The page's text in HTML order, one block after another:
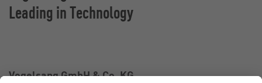
Leading in Technology
Vogelsang GmbH & Co. KG